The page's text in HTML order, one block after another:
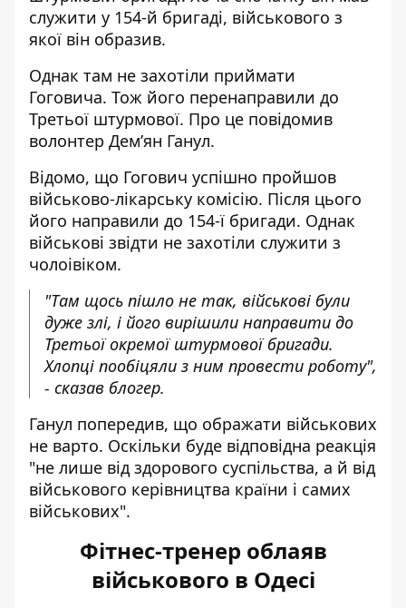
служити у 154-й бригаді, військового з
якої він образив.
Однак там не захотіли приймати
Гоговича. Тож його перенаправили до
Третьої штурмової. Про це повідомив
волонтер Дем’ян Ганул.
Відомо, що Гогович успішно пройшов
військово-лікарську комісію. Після цього
його направили до 154-ї бригади. Однак
військові звідти не захотіли служити з
чолоівіком.
"Там щось пішло не так, військові були
дуже злі, і його вирішили направити до
Третьої окремої штурмової бригади.
Хлопці пообіцяли з ним провести роботу",
- сказав блогер.
Ганул попередив, що ображати військових
не варто. Оскільки буде відповідна реакція
"не лише від здорового суспільства, а й від
військового керівництва країни і самих
військових".
Фітнес-тренер облаяв
військового в Одесі